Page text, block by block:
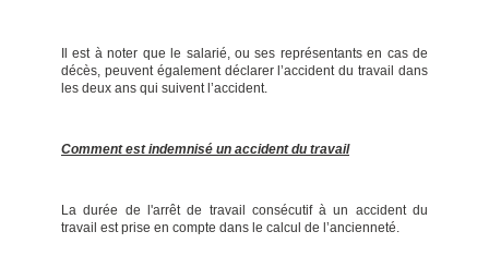
Il est à noter que le salarié, ou ses représentants en cas de
décès, peuvent également déclarer l’accident du travail dans
les deux ans qui suivent l’accident.
Comment est indemnisé un accident du travail
La durée de l'arrêt de travail consécutif à un accident du
travail est prise en compte dans le calcul de l’ancienneté.